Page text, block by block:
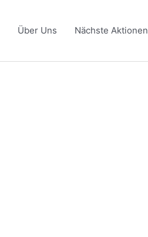
Über Uns Nächste Aktionen